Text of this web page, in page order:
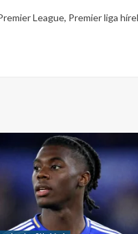
League, Premier liga